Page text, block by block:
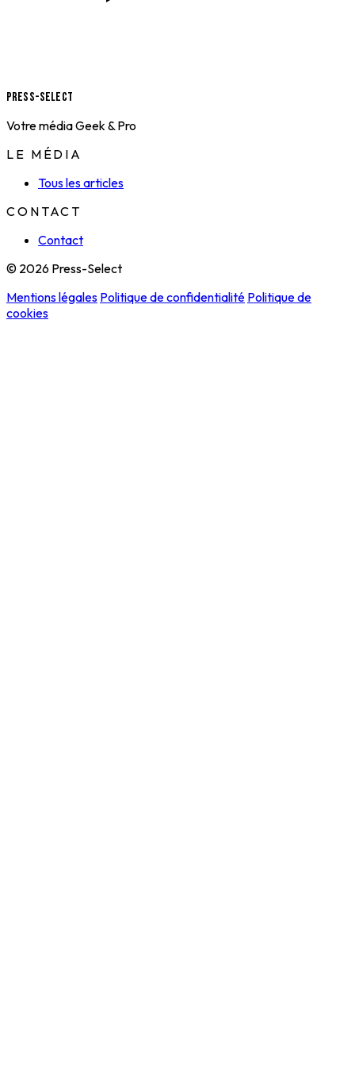
Press-Select
Votre média Geek & Pro
LE MÉDIA
Tous les articles
CONTACT
Contact
© 2026 Press-Select
Mentions légales Politique de confidentialité Politique de
cookies